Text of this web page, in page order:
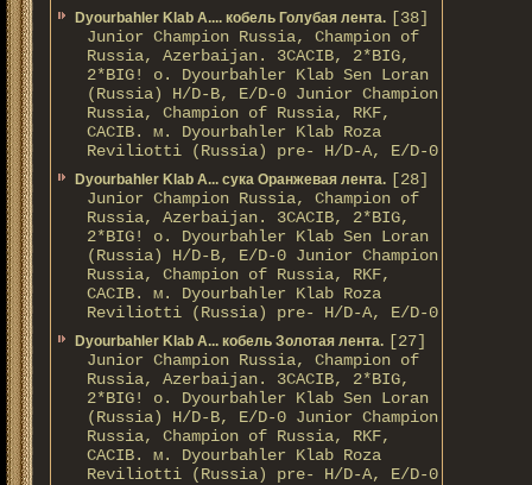
Dyourbahler Klab A.... кобель Голубая лента. [38]
Junior Champion Russia, Champion of
Russia, Azerbaijan. 3CACIB, 2*BIG,
2*BIG! о. Dyourbahler Klab Sen Loran
(Russia) H/D-B, E/D-0 Junior Champion
Russia, Champion of Russia, RKF,
CACIB. м. Dyourbahler Klab Roza
Reviliotti (Russia) pre- H/D-A, E/D-0
Dyourbahler Klab A... сука Оранжевая лента. [28]
Junior Champion Russia, Champion of
Russia, Azerbaijan. 3CACIB, 2*BIG,
2*BIG! о. Dyourbahler Klab Sen Loran
(Russia) H/D-B, E/D-0 Junior Champion
Russia, Champion of Russia, RKF,
CACIB. м. Dyourbahler Klab Roza
Reviliotti (Russia) pre- H/D-A, E/D-0
Dyourbahler Klab A... кобель Золотая лента. [27]
Junior Champion Russia, Champion of
Russia, Azerbaijan. 3CACIB, 2*BIG,
2*BIG! о. Dyourbahler Klab Sen Loran
(Russia) H/D-B, E/D-0 Junior Champion
Russia, Champion of Russia, RKF,
CACIB. м. Dyourbahler Klab Roza
Reviliotti (Russia) pre- H/D-A, E/D-0